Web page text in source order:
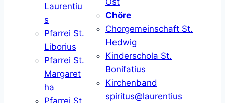
Laurentiu
s
Pfarrei St.
Liborius
Pfarrei St.
Margaret
ha
Pfarrei St.
Chöre
Chorgemeinschaft St.
Hedwig
Kinderschola St.
Bonifatius
Kirchenband
spiritus@laurentius